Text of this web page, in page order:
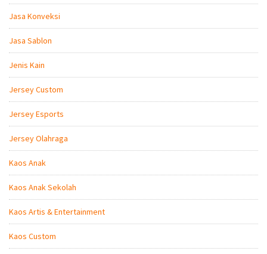
Jasa Konveksi
Jasa Sablon
Jenis Kain
Jersey Custom
Jersey Esports
Jersey Olahraga
Kaos Anak
Kaos Anak Sekolah
Kaos Artis & Entertainment
Kaos Custom